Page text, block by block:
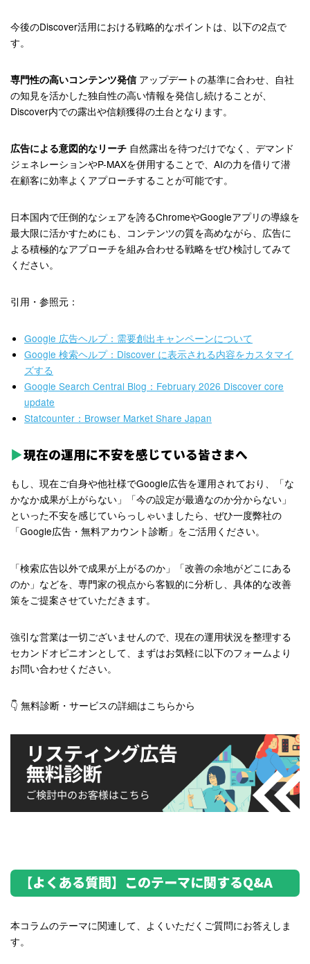
今後のDiscover活用における戦略的なポイントは、以下の2点で
す。
専門性の高いコンテンツ発信アップデートの基準に合わせ、自社
の知見を活かした独自性の高い情報を発信し続けることが、
Discover内での露出や信頼獲得の土台となります。
広告による意図的なリーチ 自然露出を待つだけでなく、デマンド
ジェネレーションやP-MAXを併用することで、AIの力を借りて潜
在顧客に効率よくアプローチすることが可能です。
日本国内で圧倒的なシェアを誇るChromeやGoogleアプリの導線を
最大限に活かすためにも、コンテンツの質を高めながら、広告に
よる積極的なアプローチを組み合わせる戦略をぜひ検討してみて
ください。
引用・参照元：
Google 広告ヘルプ：需要創出キャンペーンについて
Google 検索ヘルプ：Discover に表示される内容をカスタマイ
ズする
Google Search Central Blog：February 2026 Discover core
update
Statcounter：Browser Market Share Japan
現在の運用に不安を感じている皆さまへ
もし、現在ご自身や他社様でGoogle広告を運用されており、「な
かなか成果が上がらない」「今の設定が最適なのか分からない」
といった不安を感じていらっしゃいましたら、ぜひ一度弊社の
「Google広告・無料アカウント診断」をご活用ください。
「検索広告以外で成果が上がるのか」「改善の余地がどこにある
のか」などを、専門家の視点から客観的に分析し、具体的な改善
策をご提案させていただきます。
強引な営業は一切ございませんので、現在の運用状況を整理する
セカンドオピニオンとして、まずはお気軽に以下のフォームより
お問い合わせください。
👇 無料診断・サービスの詳細はこちらから
【よくある質問】このテーマに関するQ&A
本コラムのテーマに関連して、よくいただくご質問にお答えしま
す。